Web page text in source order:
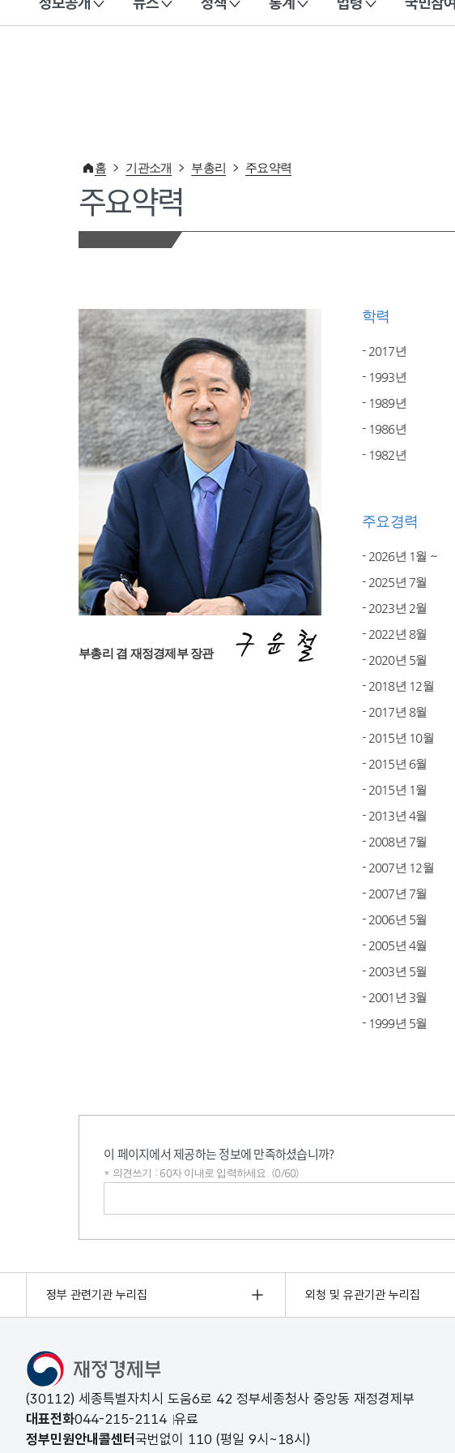
이 누리집은 대한민국 공식 전자정부 누리집입니다.
홈 기관소개 부총리 주요약력
주요약력
부총리 겸 재정경제부 장관
학력
- 2017년
- 1993년
- 1989년
- 1986년
- 1982년
주요경력
- 2026년 1월 ~
- 2025년 7월
- 2023년 2월
- 2022년 8월
- 2020년 5월
- 2018년 12월
- 2017년 8월
- 2015년 10월
- 2015년 6월
- 2015년 1월
- 2013년 4월
- 2008년 7월
- 2007년 12월
- 2007년 7월
- 2006년 5월
- 2005년 4월
- 2003년 5월
- 2001년 3월
- 1999년 5월
이 페이지에서 제공하는 정보에 만족하셨습니까?
* 의견쓰기 : 60자 이내로 입력하세요. (0/60)
정부 관련기관 누리집 외청 및 유관기관 누리집
(30112) 세종특별자치시 도움6로 42 정부세종청사 중앙동 재정경제부
대표전화044-215-2114 유료
정부민원안내콜센터 국번없이 110 (평일 9시~18시)